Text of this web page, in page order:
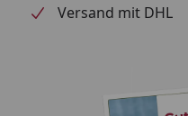
Versand mit DHL